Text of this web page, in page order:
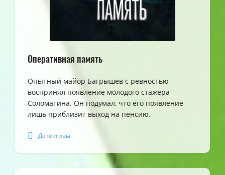
Оперативная память
Опытный майор Багрышев с ревностью
воспринял появление молодого стажёра
Соломатина. Он подумал, что его появление
лишь приблизит выход на пенсию.
Детективы